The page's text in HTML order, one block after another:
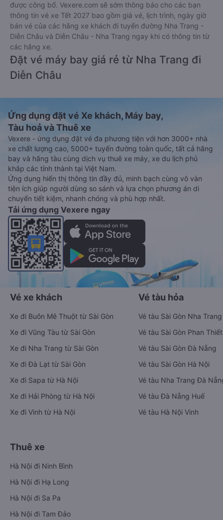
được công bố. Vexere.com sẽ sớm thông báo cho các bạn
thông tin vé xe Tết 2027 bao gồm giá vé, lịch trình, ngày giờ
bán vé của các hãng xe khách đi tuyến đường Nha Trang -
Diễn Châu và Diễn Châu - Nha Trang ngay khi có thông tin từ
các hãng xe.
Đặt vé máy bay giá rẻ từ Nha Trang đi
Diễn Châu
Ứng dụng đặt vé Xe khách, Máy bay,
Tàu hoả và Thuê xe
Vexere - ứng dụng đặt vé đa phương tiện với hơn 3000+ nhà
xe chất lượng cao, 5000+ tuyến đường toàn quốc, tất cả hãng
bay và hãng tàu cùng dịch vụ thuê xe máy, xe du lịch phủ
khắp các tỉnh thành tại Việt Nam.
Ứng dụng hiển thị thông tin đầy đủ, minh bạch cùng vô vàn
tiện ích giúp người dùng so sánh và lựa chọn phương án di
chuyển tiết kiệm, nhanh chóng và phù hợp nhất.
Tải ứng dụng Vexere ngay
Vé xe khách
Xe đi Buôn Mê Thuột từ Sài Gòn
Xe đi Vũng Tàu từ Sài Gòn
Xe đi Nha Trang từ Sài Gòn
Xe đi Đà Lạt từ Sài Gòn
Xe đi Sapa từ Hà Nội
Xe đi Hải Phòng từ Hà Nội
Xe đi Vinh từ Hà Nội
Vé tàu hỏa
Vé tàu Sài Gòn Nha Trang
Vé tàu Sài Gòn Phan Thiết
Vé tàu Sài Gòn Đà Nẵng
Vé tàu Sài Gòn Hà Nội
Vé tàu Nha Trang Đà
Vé tàu Đà Nẵng Huế
Vé tàu Hà Nội Vinh
Thuê xe
Hà Nội đi Ninh Bình
Hà Nội đi Hạ Long
Hà Nội đi Sa Pa
Hà Nội đi Tam Đảo